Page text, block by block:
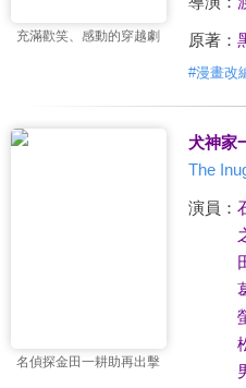
充滿歡笑、感動的穿越劇 原著：
#漫畫改
名偵探金田一耕助再出擊
犬神家
The
演員：